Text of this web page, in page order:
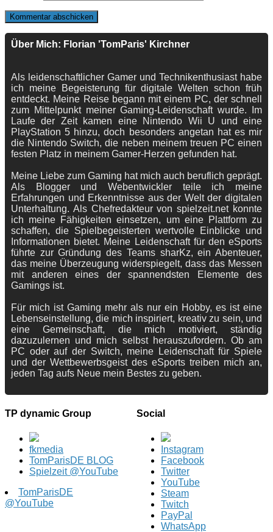
Über Mich: Florian 'TomParis' Kirchner
Als leidenschaftlicher Gamer und Technikenthusiast habe
ich meine Begeisterung für digitale Welten schon früh
entdeckt. Meine Reise begann mit einem PC, der schnell
zum Mittelpunkt meiner Gaming-Leidenschaft wurde. Im
Laufe der Zeit kamen eine Nintendo Wii U und eine
PlayStation 5 hinzu, doch besonders angetan hat es mir
die Nintendo Switch, die neben meinem treuen PC einen
festen Platz in meinem Gamer-Herzen gefunden hat.
Meine Liebe zum Gaming hat mich auch beruflich geprägt.
Als Blogger und Webentwickler teile ich meine
Erfahrungen und Erkenntnisse aus der Welt der digitalen
Unterhaltung. Als Chefredakteur von spielzeit.net konnte
ich meine Fähigkeiten einsetzen, um eine Plattform zu
schaffen, die Spielbegeisterten wertvolle Einblicke und
Informationen bietet. Meine Leidenschaft für den eSports
führte zur Gründung des Teams sharKz, ein Abenteuer,
das meine Überzeugung widerspiegelt, dass das Messen
mit anderen eines der spannendsten Elemente des
Gamings ist.
Für mich ist Gaming mehr als nur ein Hobby, es ist eine
Lebenseinstellung, die mich inspiriert, kreativ zu sein, und
eine Gemeinschaft, die mich motiviert, ständig
dazuzulernen und mich selbst herauszufordern. Ob am
PC oder auf der Switch, meine Leidenschaft für Spiele
und der Wettbewerbsgeist des eSports treiben mich an,
jeden Tag aufs Neue mein Bestes zu geben.
TP dynamic Group
fkmedia
TomParisDE BLOG
Spielzeit @YouTube
TomParisDE
@YouTube
Social
Instagram
Facebook
Twitter
YouTube
Steam
Twitch
PayPal
WhatsApp